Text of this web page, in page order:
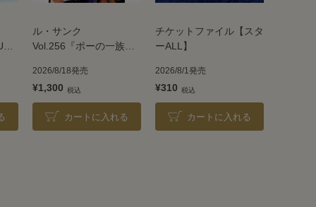
ル・サンク
Vol.256『ポーの一族』
2026/8/18発売
¥1,300
カートに入れる
チケットファイル【スタ
ーALL】
2026/8/1発売
¥310
カートに入れる